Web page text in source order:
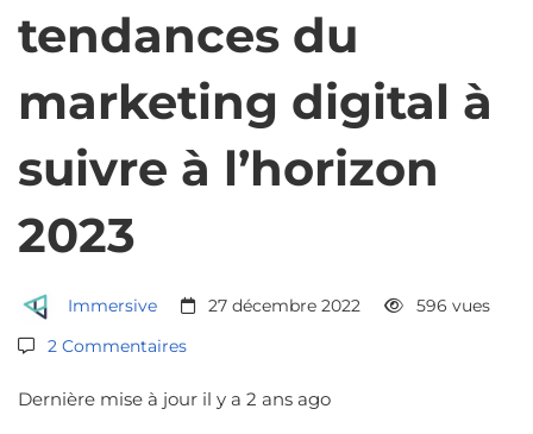
digital
à
suivre
à
l’horizon
tendances du
marketing digital à
suivre à l’horizon
2023
Immersive 27 décembre 2022
596 vues
2 Commentaires
Dernière mise à jour il y a 2 ans ago